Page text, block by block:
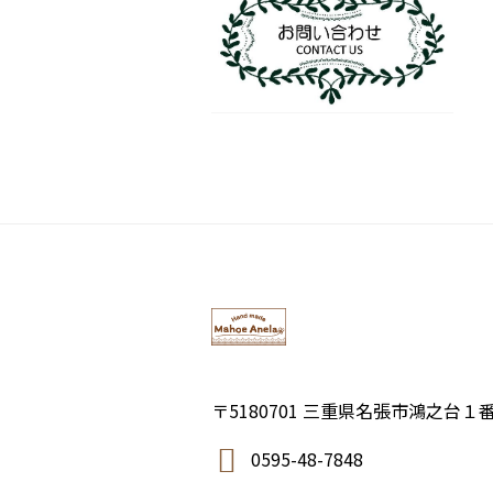
〒5180701 三重県名張市鴻之台１
0595-48-7848